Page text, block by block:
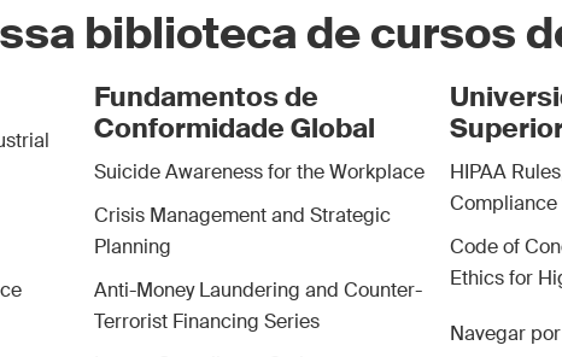
biblioteca de cursos
Fundamentos de
Conformidade Global
Suicide Awareness for the Workplace
Crisis Management and Strategic
Planning
Anti-Money Laundering and Counter-
Terrorist Financing Series
HIPAA
Compliance
Code of
Ethics for
Navegar